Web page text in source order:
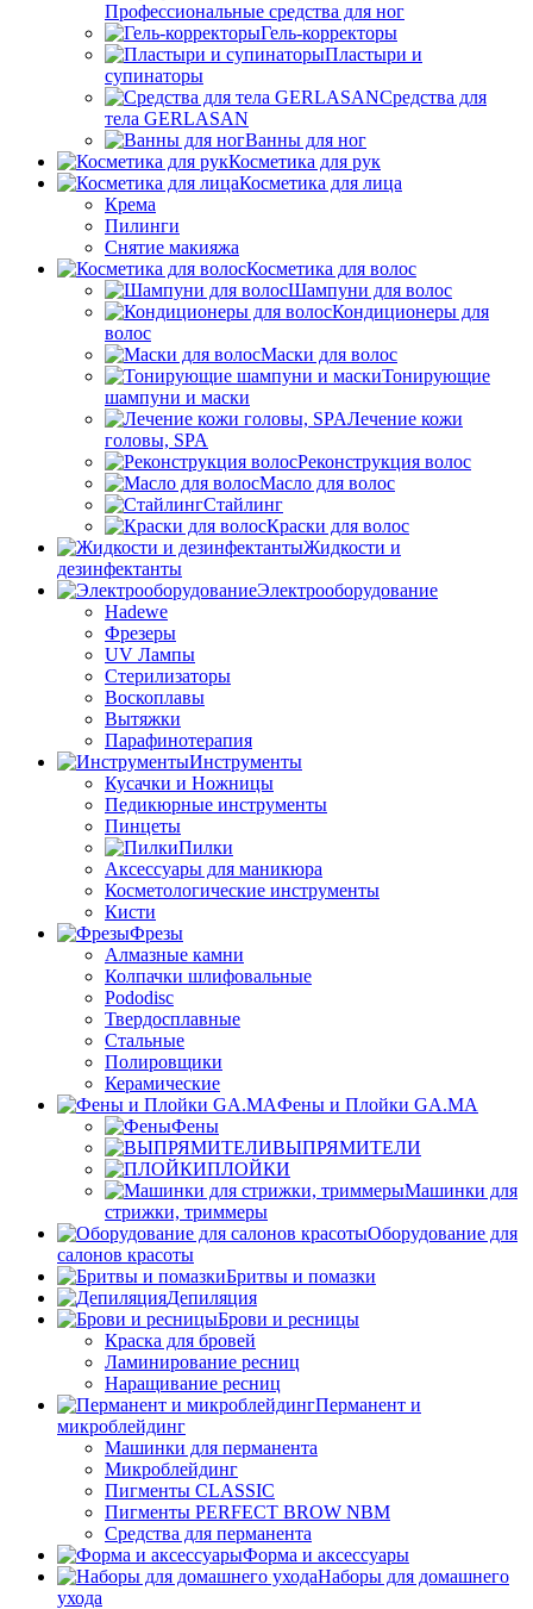
Профессиональные средства для ног
Гель-корректоры
Пластыри и
супинаторы
Средства для
тела GERLASAN
Ванны для ног
Косметика для рук
Косметика для лица
Крема
Пилинги
Снятие макияжа
Косметика для волос
Шампуни для волос
Кондиционеры для
волос
Маски для волос
Тонирующие
шампуни и маски
Лечение кожи
головы, SPA
Реконструкция волос
Масло для волос
Стайлинг
Краски для волос
Жидкости и
дезинфектанты
Электрооборудование
Hadewe
Фрезеры
UV Лампы
Стерилизаторы
Воскоплавы
Вытяжки
Парафинотерапия
Инструменты
Кусачки и Ножницы
Педикюрные инструменты
Пинцеты
Пилки
Аксессуары для маникюра
Косметологические инструменты
Кисти
Фрезы
Алмазные камни
Колпачки шлифовальные
Pododisc
Твердосплавные
Стальные
Полировщики
Керамические
Фены и Плойки GA.MA
Фены
ВЫПРЯМИТЕЛИ
ПЛОЙКИ
Машинки для
стрижки, триммеры
Оборудование для
салонов красоты
Бритвы и помазки
Депиляция
Брови и ресницы
Краска для бровей
Ламинирование ресниц
Наращивание ресниц
Перманент и
микроблейдинг
Машинки для перманента
Микроблейдинг
Пигменты CLASSIC
Пигменты PERFECT BROW NBM
Средства для перманента
Форма и аксессуары
Наборы для домашнего
ухода